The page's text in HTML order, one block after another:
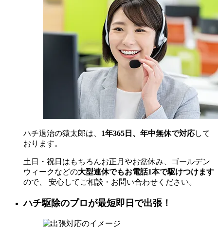
ハチ退治の猿太郎は、 1年365日、年中無休で対応して
おります。
土日・祝日はもちろんお正月やお盆休み、ゴールデン
ウィークなどの大型連休でもお電話1本で駆けつけます
ので、 安心してご相談・お問い合わせください。
ハチ駆除のプロが最短即日で出張！